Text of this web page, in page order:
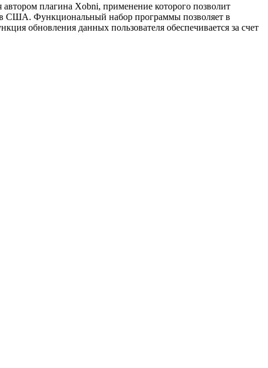
плагина Xobni, применение которого позволит
США. Функциональный набор программы позволяет в
обновления данных пользователя обеспечивается за счет